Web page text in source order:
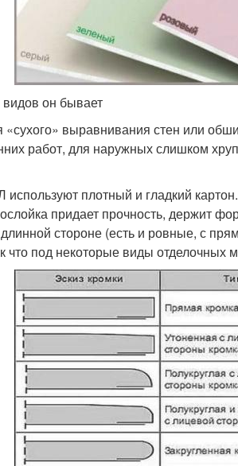
видов он бывает
«сухого» выравнивания стен или
работ, для наружных слишком
используют плотный и гладкий
придает прочность, держит
стороне (есть и ровные, с
что под некоторые виды